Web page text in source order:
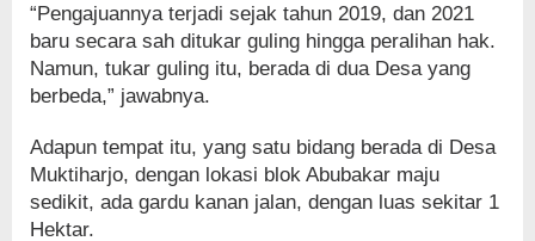
“Pengajuannya terjadi sejak tahun 2019, dan 2021
baru secara sah ditukar guling hingga peralihan hak.
Namun, tukar guling itu, berada di dua Desa yang
berbeda,” jawabnya.
Adapun tempat itu, yang satu bidang berada di Desa
Muktiharjo, dengan lokasi blok Abubakar maju
sedikit, ada gardu kanan jalan, dengan luas sekitar 1
Hektar.